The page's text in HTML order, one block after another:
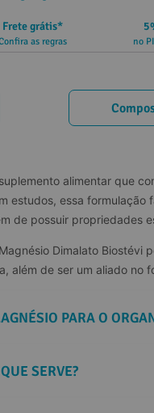
Frete grátis*
as regras no
alimentar que
estudos, essa
de possuir propriedades
Dimalato
além de ser um aliado no
PARA O
SERVE?